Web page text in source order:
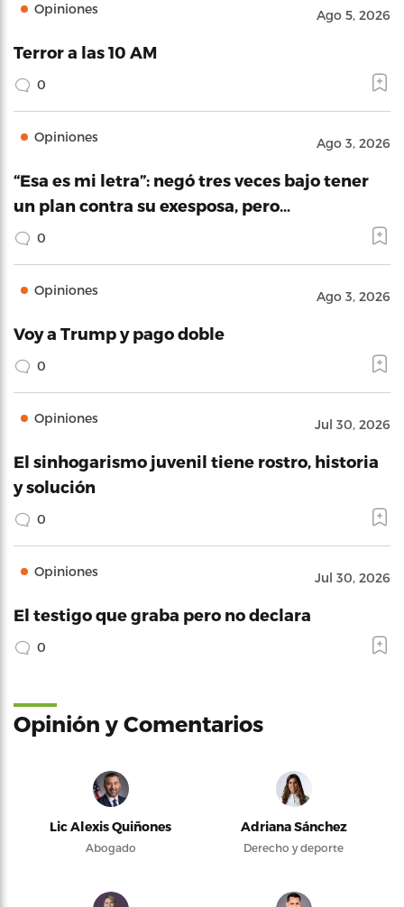
Opiniones Ago 5, 2026
Terror a las 10 AM
0
Opiniones Ago 3, 2026
“Esa es mi letra”: negó tres veces bajo tener
un plan contra su exesposa, pero…
0
Opiniones Ago 3, 2026
Voy a Trump y pago doble
0
Opiniones Jul 30, 2026
El sinhogarismo juvenil tiene rostro, historia
y solución
0
Opiniones Jul 30, 2026
El testigo que graba pero no declara
0
Opinión y Comentarios
Lic Alexis Quiñones
Abogado
Adriana Sánchez
Derecho y deporte